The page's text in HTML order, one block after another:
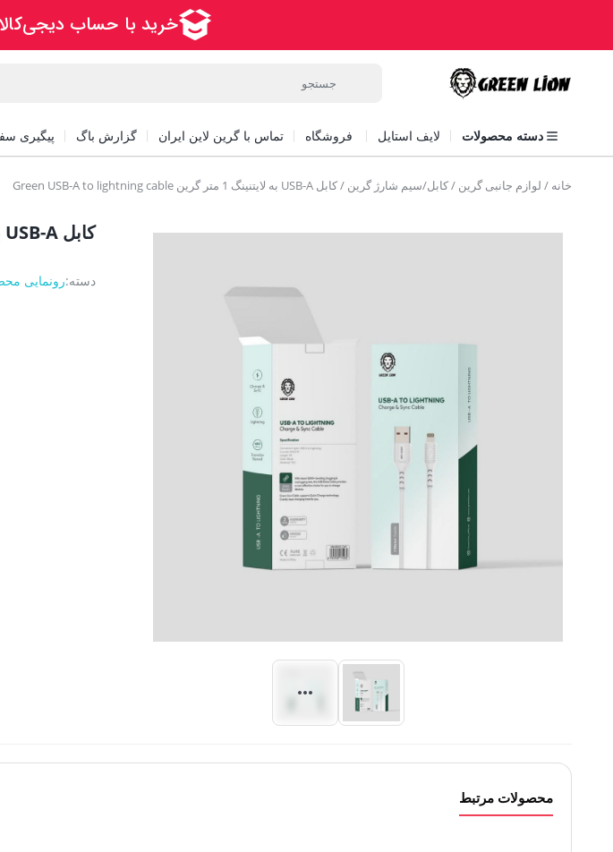
دسته محصولات لایف استایل فروشگاه تماس با گرین لاین ایران گزارش باگ پیگیری
خانه / لوازم جانبی گرین /کابل/سیم شارژ گرین / کابل USB-A به لایتنینگ 1 متر گرین Green USB-A to lightning cable
کابل USB-A به لایتنینگ 1 متر گرین Green USB-A to lightning cable
دسته:رونمایی
محصولات مرتبط